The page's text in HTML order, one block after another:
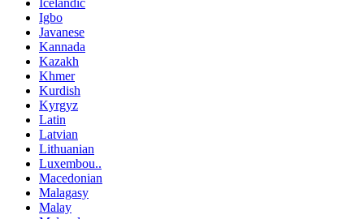
Icelandic
Igbo
Javanese
Kannada
Kazakh
Khmer
Kurdish
Kyrgyz
Latin
Latvian
Lithuanian
Luxembou..
Macedonian
Malagasy
Malay